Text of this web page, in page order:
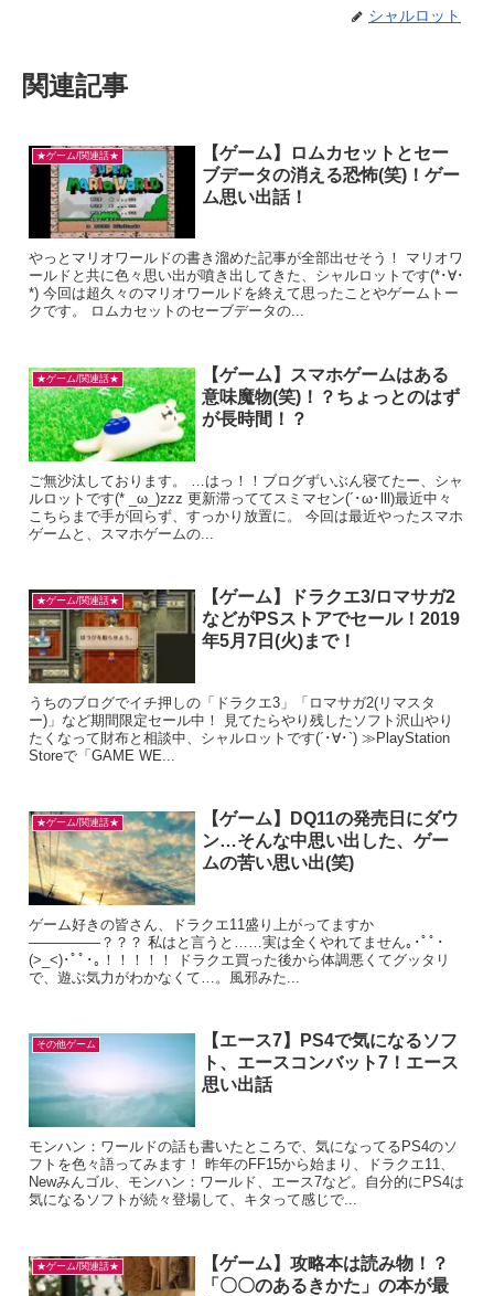
シャルロット
関連記事
★ゲーム/関連話★
【ゲーム】ロムカセットとセー
ブデータの消える恐怖(笑)！ゲー
ム思い出話！
やっとマリオワールドの書き溜めた記事が全部出せそう！ マリオワ
ールドと共に色々思い出が噴き出してきた、シャルロットです(*･∀･
*) 今回は超久々のマリオワールドを終えて思ったことやゲームトー
クです。 ロムカセットのセーブデータの...
★ゲーム/関連話★
【ゲーム】スマホゲームはある
意味魔物(笑)！？ちょっとのはず
が長時間！？
ご無沙汰しております。 …はっ！！ブログずいぶん寝てたー、シャ
ルロットです(* _ω_)zzz 更新滞っててスミマセン(´･ω･lll)最近中々
こちらまで手が回らず、すっかり放置に。 今回は最近やったスマホ
ゲームと、スマホゲームの...
★ゲーム/関連話★
【ゲーム】ドラクエ3/ロマサガ2
などがPSストアでセール！2019
年5月7日(火)まで！
うちのブログでイチ押しの「ドラクエ3」「ロマサガ2(リマスタ
ー)」など期間限定セール中！ 見てたらやり残したソフト沢山やり
たくなって財布と相談中、シャルロットです(´･∀･`) ≫PlayStation
Storeで「GAME WE...
★ゲーム/関連話★
【ゲーム】DQ11の発売日にダウ
ン…そんな中思い出した、ゲー
ムの苦い思い出(笑)
ゲーム好きの皆さん、ドラクエ11盛り上がってますか
―――――？？？ 私はと言うと……実は全くやれてません｡･ﾟﾟ･
(>_<)･ﾟﾟ･｡！！！！！ ドラクエ買った後から体調悪くてグッタリ
で、遊ぶ気力がわかなくて…。風邪みた...
その他ゲーム
【エース7】PS4で気になるソフ
ト、エースコンバット7！エース
思い出話
モンハン：ワールドの話も書いたところで、気になってるPS4のソ
フトを色々語ってみます！ 昨年のFF15から始まり、ドラクエ11、
Newみんゴル、モンハン：ワールド、エース7など。自分的にPS4は
気になるソフトが続々登場して、キタって感じで...
★ゲーム/関連話★
【ゲーム】攻略本は読み物！？
「〇〇のあるきかた」の本が最